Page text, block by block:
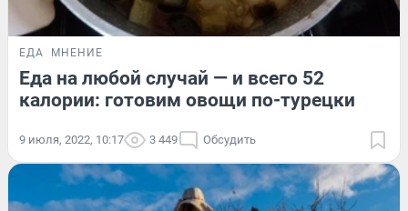
ЕДА МНЕНИЕ
Еда на любой случай — и всего 52
калории: готовим овощи по-турецки
9 июля, 2022, 10:17 3 449 Обсудить